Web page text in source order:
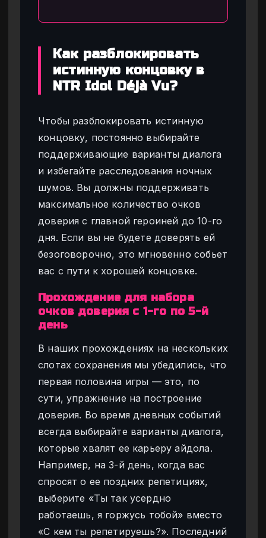
Как разблокировать
истинную концовку в
NTR Idol Déjà Vu?
Чтобы разблокировать истинную
концовку, постоянно выбирайте
поддерживающие варианты диалога
и избегайте расследования ночных
шумов. Вы должны поддерживать
максимальное количество очков
доверия с главной героиней до 10-го
дня. Если вы не будете доверять ей
безоговорочно, это мгновенно собьет
вас с пути к хорошей концовке.
Прохождение для набора
очков доверия с 1-го по 5-й
день
В наших прохождениях на нескольких
слотах сохранения мы убедились, что
первая половина игры — это, по
сути, упражнение на построение
доверия. Во время дневных событий
всегда выбирайте варианты диалога,
которые хвалят ее карьеру айдола.
Например, на 3-й день, когда вас
спросят о ее поздних репетициях,
выберите «Ты так усердно
работаешь, я горжусь тобой» вместо
«С кем ты репетируешь?». Последний